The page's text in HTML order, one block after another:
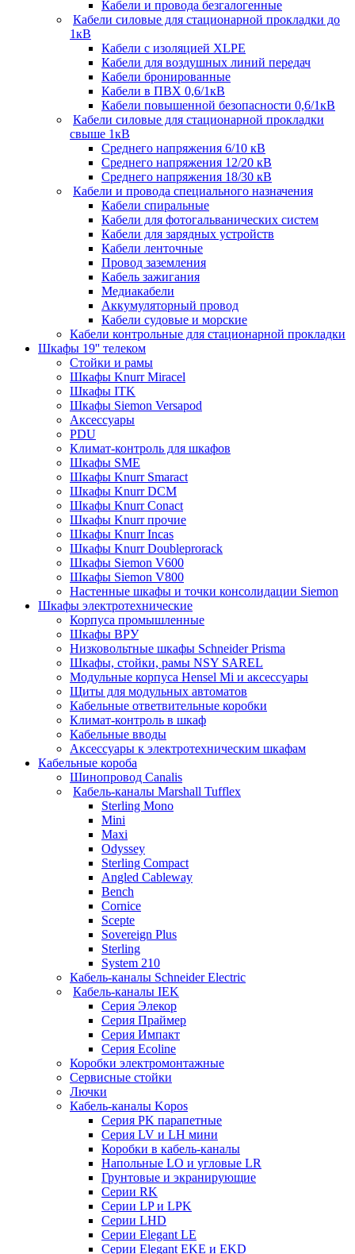
Кабели и провода безгалогенные
Кабели силовые для стационарной прокладки до
1кВ
Кабели c изоляцией XLPE
Кабели для воздушных линий передач
Кабели бронированные
Кабели в ПВХ 0,6/1кВ
Кабели повышенной безопасности 0,6/1кВ
Кабели силовые для стационарной прокладки
свыше 1кВ
Среднего напряжения 6/10 кВ
Среднего напряжения 12/20 кВ
Среднего напряжения 18/30 кВ
Кабели и провода специального назначения
Кабели спиральные
Кабели для фотогальванических систем
Кабели для зарядных устройств
Кабели ленточные
Провод заземления
Кабель зажигания
Медиакабели
Аккумуляторный провод
Кабели судовые и морские
Кабели контрольные для стационарной прокладки
Шкафы 19'' телеком
Стойки и рамы
Шкафы Knurr Miracel
Шкафы ITK
Шкафы Siemon Versapod
Аксессуары
PDU
Климат-контроль для шкафов
Шкафы SME
Шкафы Knurr Smaract
Шкафы Knurr DCM
Шкафы Knurr Conact
Шкафы Knurr прочие
Шкафы Knurr Incas
Шкафы Knurr Doubleprorack
Шкафы Siemon V600
Шкафы Siemon V800
Настенные шкафы и точки консолидации Siemon
Шкафы электротехнические
Корпуса промышленные
Шкафы ВРУ
Низковольтные шкафы Schneider Prisma
Шкафы, стойки, рамы NSY SAREL
Модульные корпуса Hensel Mi и аксессуары
Щиты для модульных автоматов
Кабельные ответвительные коробки
Климат-контроль в шкаф
Кабельные вводы
Аксессуары к электротехническим шкафам
Кабельные короба
Шинопровод Canalis
Кабель-каналы Marshall Tufflex
Sterling Mono
Mini
Maxi
Odyssey
Sterling Compact
Angled Cableway
Bench
Cornice
Scepte
Sovereign Plus
Sterling
System 210
Кабель-каналы Schneider Electric
Кабель-каналы IEK
Серия Элекор
Серия Праймер
Серия Импакт
Серия Ecoline
Коробки электромонтажные
Сервисные стойки
Лючки
Кабель-каналы Kopos
Серия PK парапетные
Серия LV и LH мини
Коробки в кабель-каналы
Напольные LO и угловые LR
Грунтовые и экранирующие
Серии RK
Серии LP и LPK
Серии LHD
Серии Elegant LE
Серии Elegant EKE и EKD